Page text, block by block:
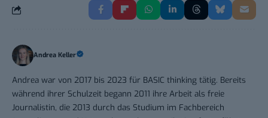
Andrea Keller
Andrea war von 2017 bis 2023 für BASIC thinking tätig. Bereits
während ihrer Schulzeit begann 2011 ihre Arbeit als freie
Journalistin, die 2013 durch das Studium im Fachbereich